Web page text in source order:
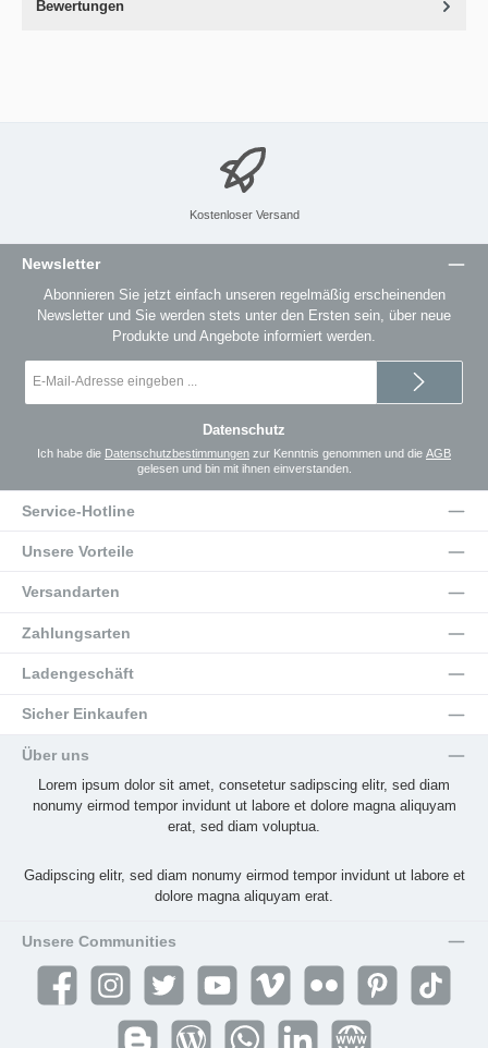
Bewertungen
Kostenloser Versand
Newsletter
Abonnieren Sie jetzt einfach unseren regelmäßig erscheinenden
Newsletter und Sie werden stets unter den Ersten sein, über neue
Produkte und Angebote informiert werden.
Mail-
Datenschutz
Ich habe die Datenschutzbestimmungen zur Kenntnis genommen und die AGB
gelesen und bin mit ihnen einverstanden.
Service-Hotline
Unsere Vorteile
Versandarten
Zahlungsarten
Ladengeschäft
Sicher Einkaufen
Über uns
Lorem ipsum dolor sit amet, consetetur sadipscing elitr, sed diam
nonumy eirmod tempor invidunt ut labore et dolore magna aliquyam
erat, sed diam voluptua.
Gadipscing elitr, sed diam nonumy eirmod tempor invidunt ut labore et
dolore magna aliquyam erat.
Unsere Communities
Facebook Instagram Twitter YouTube Vimeo Flickr Pinterest TikTok